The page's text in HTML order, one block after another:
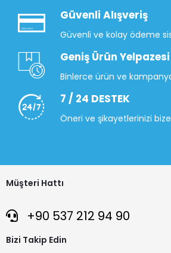
Güvenli Alışveriş
Güvenli ve kolay ödeme
Geniş Ürün Yelpazesi
Binlerce ürün ve
7 / 24 DESTEK
Öneri ve şikayetlerinizi
Müşteri Hattı
+90 537 212 94 90
Bizi Takip Edin